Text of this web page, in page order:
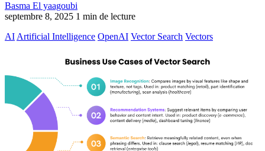
Basma El yaagoubi
septembre 8, 2025 1 min de lecture
AI Artificial Intelligence OpenAI Vector Search Vectors